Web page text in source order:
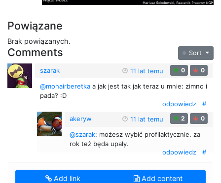
Powiązane
Brak powiązanych.
Comments Sort
szarak 11 lat temu 0 0
@mohairberetka a jak jest tak jak teraz u mnie: zimno i
pada? :D
odpowiedz
#
akeryw
11 lat temu 2 0
@szarak: możesz wybić profilaktycznie. za
rok też będa upały.
odpowiedz
#
Add link Add content